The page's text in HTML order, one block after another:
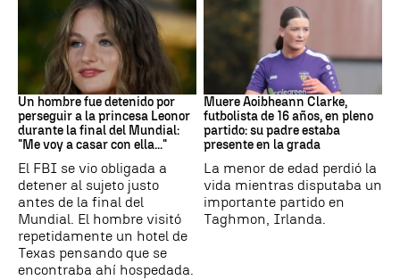
Mundial 2026
Un hombre fue detenido por
perseguir a la princesa Leonor
durante la final del Mundial:
"Me voy a casar con ella..."
El FBI se vio obligada a
detener al sujeto justo
antes de la final del
Mundial. El hombre visitó
repetidamente un hotel de
Texas pensando que se
encontraba ahí hospedada.
Muere Aoibheann Clarke,
futbolista de 16 años, en pleno
partido: su padre estaba
presente en la grada
La menor de edad perdió la
vida mientras disputaba un
importante partido en
Taghmon, Irlanda.